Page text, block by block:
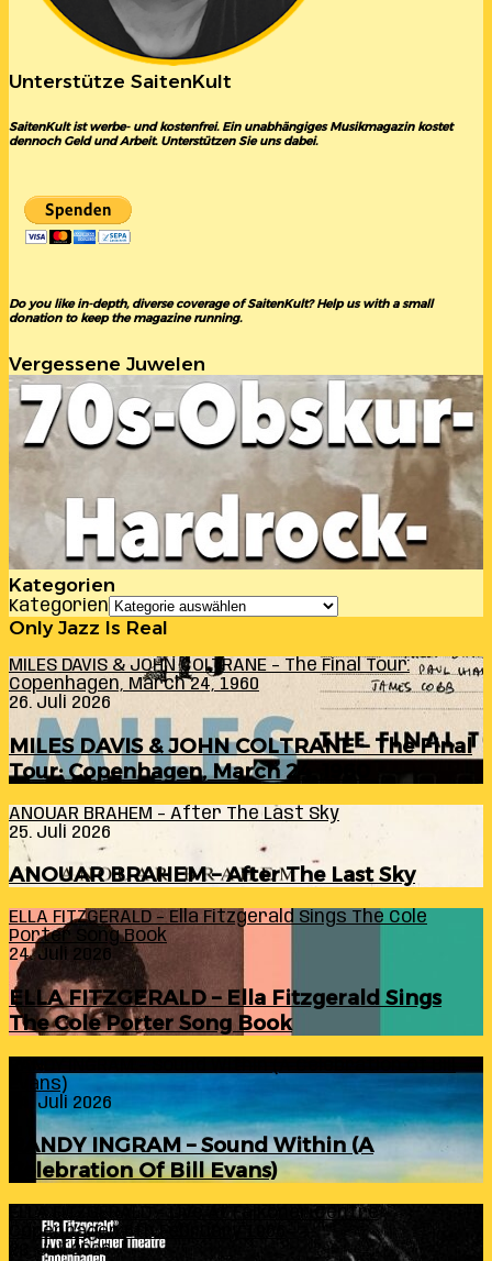
Unterstütze SaitenKult
SaitenKult ist werbe- und kostenfrei. Ein unabhängiges Musikmagazin kostet
dennoch Geld und Arbeit. Unterstützen Sie uns dabei.
Do you like in-depth, diverse coverage of SaitenKult? Help us with a small
donation to keep the magazine running.
Vergessene Juwelen
Kategorien
Kategorien
Only Jazz Is Real
MILES DAVIS & JOHN COLTRANE – The Final Tour:
Copenhagen, March 24, 1960
26. Juli 2026
MILES DAVIS & JOHN COLTRANE – The Final
Tour: Copenhagen, March 24, 1960
ANOUAR BRAHEM – After The Last Sky
25. Juli 2026
ANOUAR BRAHEM – After The Last Sky
ELLA FITZGERALD – Ella Fitzgerald Sings The Cole
Porter Song Book
24. Juli 2026
ELLA FITZGERALD – Ella Fitzgerald Sings
The Cole Porter Song Book
Evans)
24. Juli 2026
RANDY INGRAM – Sound Within (A
Celebration Of Bill Evans)
ELLA FITZGERALD – Live At Falkoner Centre
Copenhagen 6th February 1966
23. Juli 2026